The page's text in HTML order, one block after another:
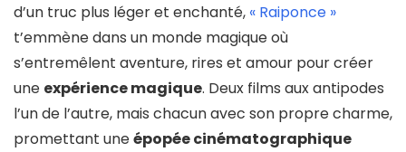
d’un truc plus léger et enchanté, « Raiponce »
t’emmène dans un monde magique où
s’entremêlent aventure, rires et amour pour créer
une expérience magique. Deux films aux antipodes
l’un de l’autre, mais chacun avec son propre charme,
promettant uneépopée cinématographique